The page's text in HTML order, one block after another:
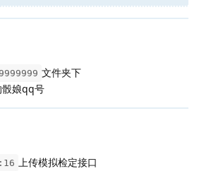
文件夹下
娘qq号
上传模拟检定接口